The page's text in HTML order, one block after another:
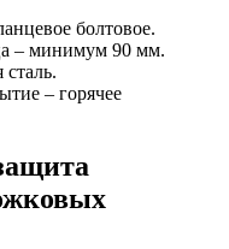
болтовое.
– минимум 90 мм.
сталь.
– горячее